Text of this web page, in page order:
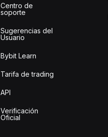
Centro de
soporte
Sugerencias del
Usuario
Bybit Learn
Tarifa de trading
API
Verificación
Oficial